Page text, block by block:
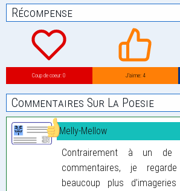
Récompense
Coup de coeur: 0 J’aime: 4
Commentaires Sur La Poesie
Melly-Mellow
Contrairement à un de
commentaires, je
beaucoup plus